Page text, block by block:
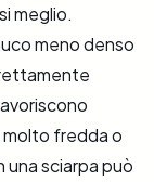
meglio.
meno denso
molto fredda o
sciarpa può